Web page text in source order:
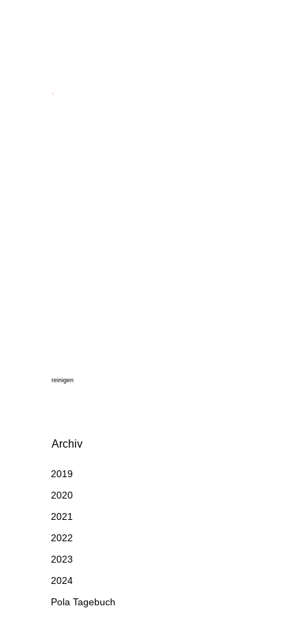
reinigen
Archiv
2019
2020
2021
2022
2023
2024
Pola Tagebuch